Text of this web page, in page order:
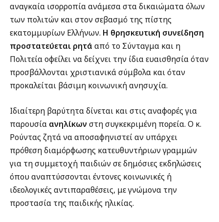
αναγκαία ισορροπία ανάμεσα στα δικαιώματα όλων
των πολιτών και στον σεβασμό της πίστης
εκατομμυρίων Ελλήνων. Η θρησκευτική συνείδηση
προστατεύεται ρητά από το Σύνταγμα και η
Πολιτεία οφείλει να δείχνει την ίδια ευαισθησία όταν
προσβάλλονται χριστιανικά σύμβολα και όταν
προκαλείται βάσιμη κοινωνική ανησυχία.
Ιδιαίτερη βαρύτητα δίνεται και στις αναφορές για
παρουσία ανηλίκων στη συγκεκριμένη πορεία. Ο κ.
Ρούντας ζητά να αποσαφηνιστεί αν υπάρχει
πρόθεση διαμόρφωσης κατευθυντήριων γραμμών
για τη συμμετοχή παιδιών σε δημόσιες εκδηλώσεις
όπου αναπτύσσονται έντονες κοινωνικές ή
ιδεολογικές αντιπαραθέσεις, με γνώμονα την
προστασία της παιδικής ηλικίας.